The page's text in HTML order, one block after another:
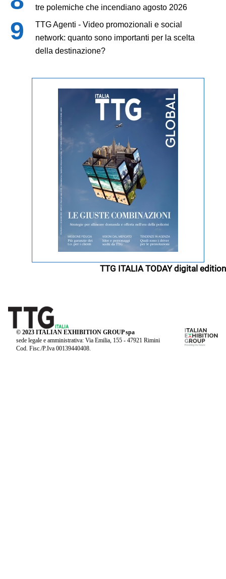
tre polemiche che incendiano agosto 2026
TTG Agenti - Video promozionali e social
network: quanto sono importanti per la scelta
della destinazione?
TTG ITALIA TODAY digital edition
© 2023 ITALIAN EXHIBITION GROUP spa
sede legale e amministrativa: Via Emilia, 155 - 47921 Rimini
Cod. Fisc./P.Iva 00139440408.